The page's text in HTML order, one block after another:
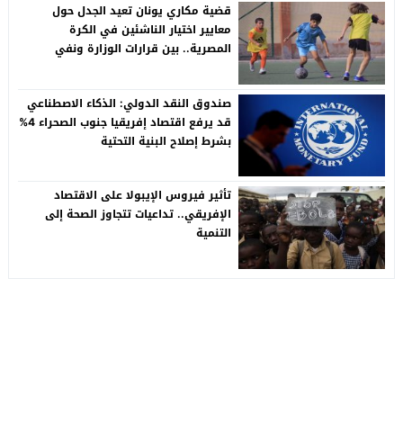
قضية مكاري يونان تعيد الجدل حول
معايير اختيار الناشئين في الكرة
المصرية.. بين قرارات الوزارة ونفي
صندوق النقد الدولي: الذكاء الاصطناعي
قد يرفع اقتصاد إفريقيا جنوب الصحراء 4%
بشرط إصلاح البنية التحتية
تأثير فيروس الإيبولا على الاقتصاد
الإفريقي.. تداعيات تتجاوز الصحة إلى
التنمية